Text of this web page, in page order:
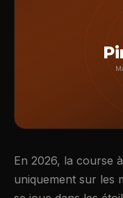
En 2026, la course
uniquement sur les